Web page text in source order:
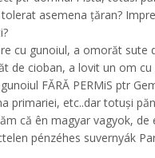
asemena țăran?
cu gunoiul, a omorăt sute
de cioban, a lovit un om cu
FĂRĂ PERMiS ptr
primariei, etc..dar totuşi
că ên magyar vagyok, de
pénzéhes suvernyák